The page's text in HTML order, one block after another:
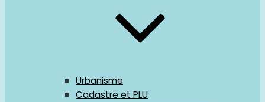
Urbanisme
Cadastre et PLU